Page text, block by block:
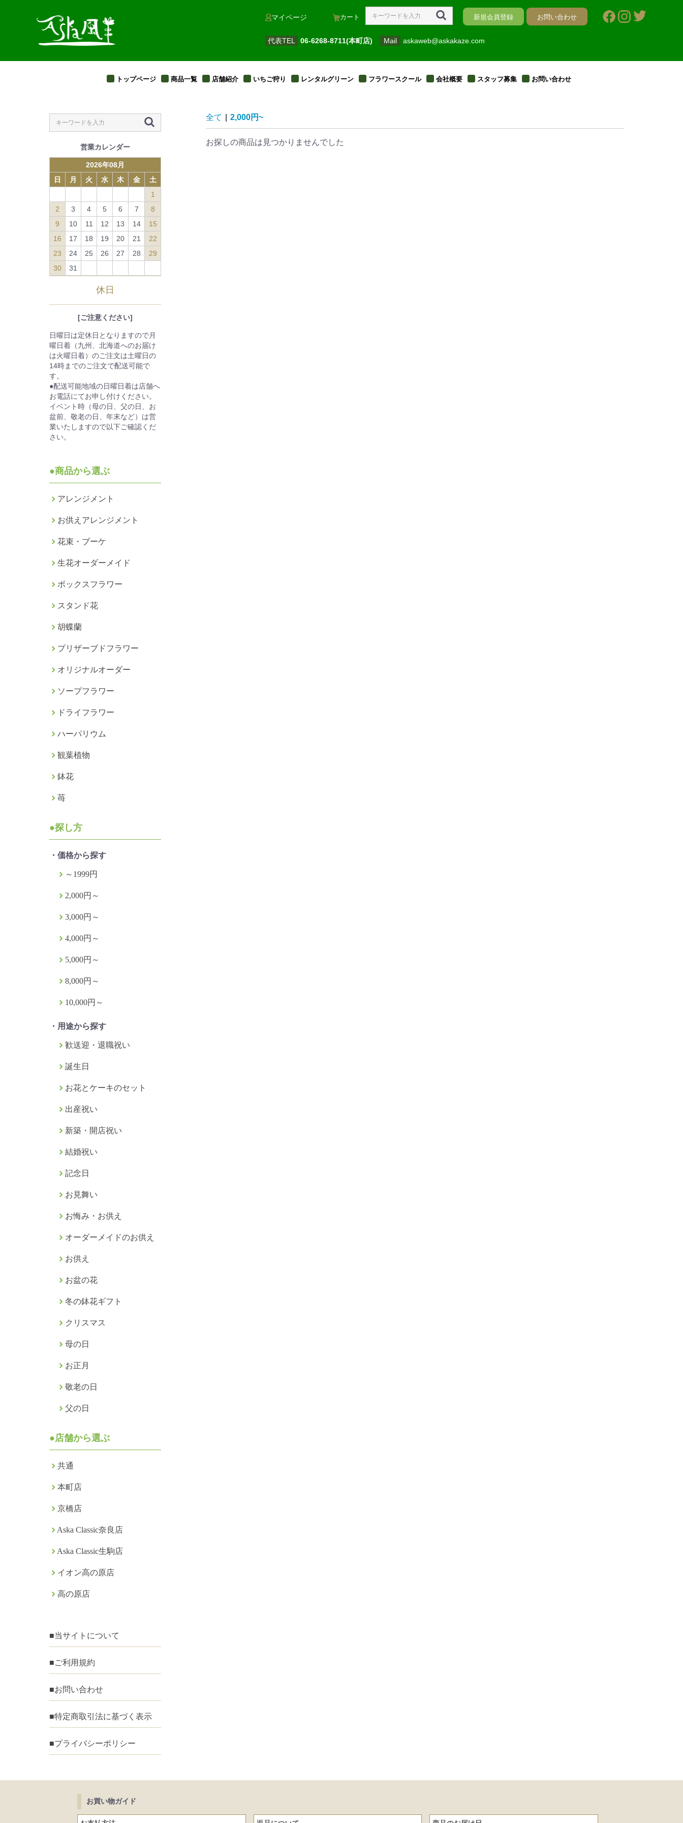
マイページ カート 新規会員登録 お問い合わせ
代表TEL 06-6268-8711(本町店) Mail askaweb@askakaze.com
トップページ 商品一覧 店舗紹介 いちご狩り レンタルグリーン フラワースクール 会社概要 スタッフ募集 お問い合わせ
営業カレンダー
2026年08月
日
月 火 水 木 金
土
1
2
3 4 5 6 7
8
9
10 11 12 13 14
15
16
17 18 19 20 21
22
23
24 25 26 27 28
29
30
31
休日
[ご注意ください]
日曜日は定休日となりますので月
曜日着（九州、北海道へのお届け
は火曜日着）のご注文は土曜日の
14時までのご注文で配送可能で
す。
●配送可能地域の日曜日着は店舗へ
お電話にてお申し付けください。
イベント時（母の日、父の日、お
盆前、敬老の日、年末など）は営
業いたしますので以下ご確認くだ
さい。
●商品から選ぶ
アレンジメント
お供えアレンジメント
花束・ブーケ
生花オーダーメイド
ボックスフラワー
スタンド花
胡蝶蘭
プリザーブドフラワー
オリジナルオーダー
ソープフラワー
ドライフラワー
ハーパリウム
観葉植物
鉢花
苺
●探し方
・価格から探す
～1999円
2,000円～
3,000円～
4,000円～
5,000円～
8,000円～
10,000円～
・用途から探す
歓送迎・退職祝い
誕生日
お花とケーキのセット
出産祝い
新築・開店祝い
結婚祝い
記念日
お見舞い
お悔み・お供え
オーダーメイドのお供え
お供え
お盆の花
冬の鉢花ギフト
クリスマス
母の日
お正月
敬老の日
父の日
●店舗から選ぶ
共通
本町店
京橋店
Aska Classic奈良店
Aska Classic生駒店
イオン高の原店
高の原店
■当サイトについて
■ご利用規約
■お問い合わせ
■特定商取引法に基づく表示
■プライバシーポリシー
全て 2,000円~
お探しの商品は見つかりませんでした
お買い物ガイド